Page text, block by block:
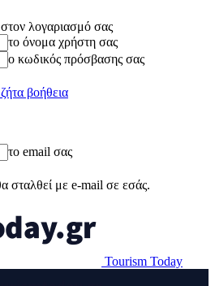
λογαριασμό σας
το όνομα χρήστη σας
ο κωδικός πρόσβασης σας
βοήθεια
το email σας
σταλθεί με e-mail σε εσάς.
Tourism Today